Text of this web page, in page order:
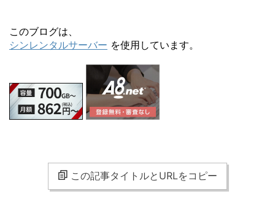
このブログは、
シンレンタルサーバー を使用しています。
この記事タイトルとURLをコピー